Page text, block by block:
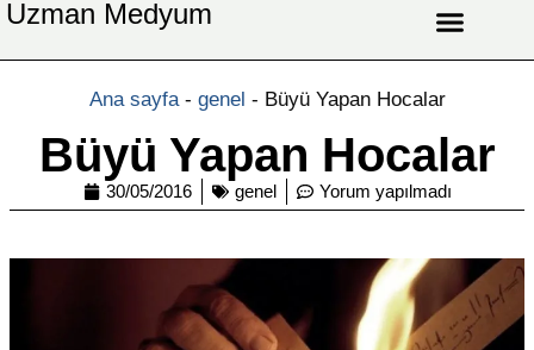
Uzman Medyum
Ana sayfa- genel - Büyü Yapan Hocalar
Büyü Yapan Hocalar
30/05/2016 genel Yorum yapılmadı